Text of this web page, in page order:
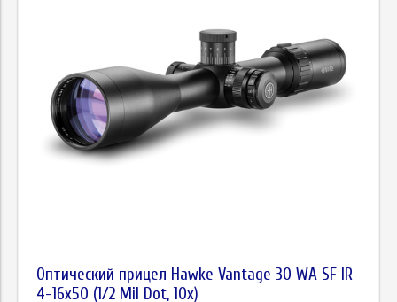
Оптический прицел Hawke Vantage 30 WA SF IR
4-16x50 (1/2 Mil Dot, 10x)